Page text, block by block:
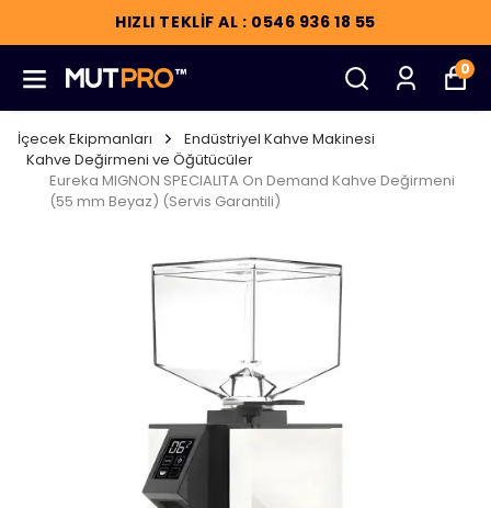
HIZLI TEKLİF AL : 0546 936 18 55
0
İçecek Ekipmanları
Endüstriyel Kahve Makinesi
Kahve Değirmeni ve Öğütücüler
Eureka MIGNON SPECIALITA On Demand Kahve Değirmeni
(55 mm Beyaz) (Servis Garantili)